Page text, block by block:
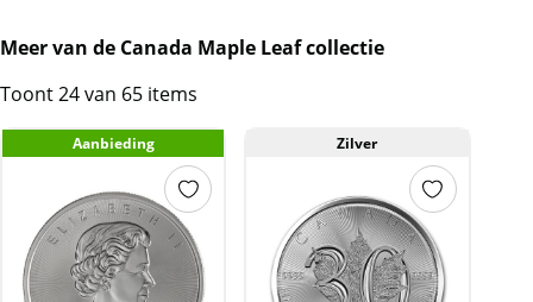
Meer van de Canada Maple Leaf collectie
Toont 24 van 65 items
Aanbieding Zilver